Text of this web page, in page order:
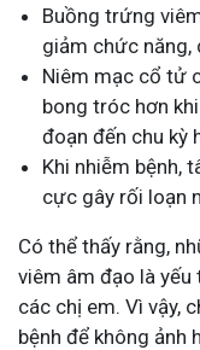
Buồng trứng
giảm chức năng,
Niêm mạc cổ tử
bong tróc hơn
đoạn đến chu kỳ
Khi nhiễm bệnh,
cực gây rối loạn
Có thể thấy rằng,
viêm âm đạo là
các chị em. Vì vậy,
bệnh để không ảnh